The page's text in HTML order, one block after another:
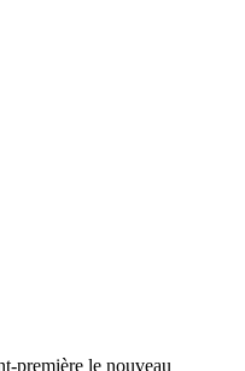
première le nouveau